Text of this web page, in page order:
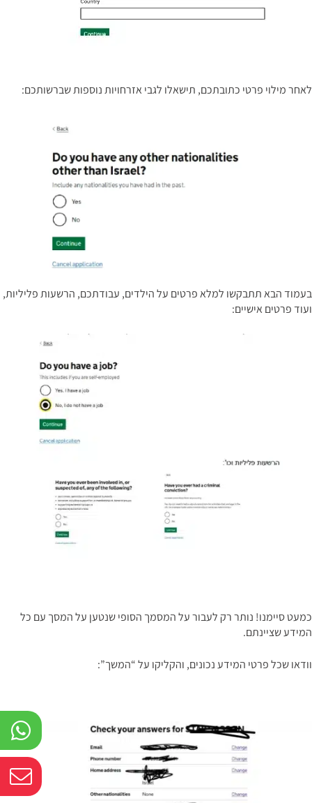
לאחר מילוי פרטי כתובתכם, תישאלו לגבי אזרחויות נוספות שברשותכם:
בעמוד הבא תתבקשו למלא פרטים על הילדים, עבודתכם, הרשעות פליליות,
ועוד פרטים אישיים:
כמעט סיימנו! נותר רק לעבור על המסמך הסופי שנטען על המסך עם כל
המידע שציינתם.
וודאו שכל פרטי המידע נכונים, והקליקו על “המשך”: